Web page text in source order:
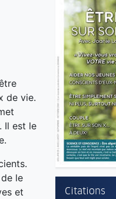
Citations
de vie.
Il est le
le
et